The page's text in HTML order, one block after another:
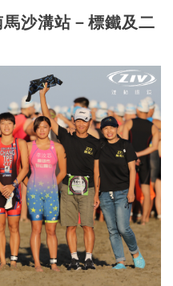
沙溝站－標鐵及二